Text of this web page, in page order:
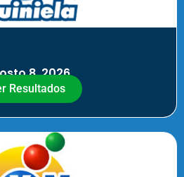
SXM - Noche
8, 2026
Resultados